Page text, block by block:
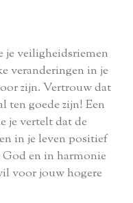
je veiligheidsriemen
veranderingen in je
zijn. Vertrouw dat
ten goede zijn! Een
je vertelt dat de
in je leven positief
God en in harmonie
voor jouw hogere